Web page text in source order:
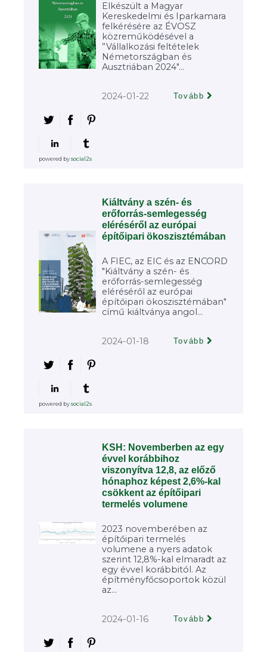
Elkészült a Magyar
Kereskedelmi és Iparkamara
felkérésére az ÉVOSZ
közreműködésével a
”Vállalkozási feltételek
Németországban és
Ausztriában 2024"...
2024-01-22 Tovább
powered bysocial2s
Kiáltvány a szén- és
erőforrás-semlegesség
eléréséről az európai
építőipari ökoszisztémában
A FIEC, az EIC és az ENCORD
"Kiáltvány a szén- és
erőforrás-semlegesség
eléréséről az európai
építőipari ökoszisztémában"
című kiáltványa angol...
2024-01-18 Tovább
powered bysocial2s
KSH: Novemberben az egy
évvel korábbihoz
viszonyítva 12,8, az előző
hónaphoz képest 2,6%-kal
csökkent az építőipari
termelés volumene
2023 novemberében az
építőipari termelés
volumene a nyers adatok
szerint 12,8%-kal elmaradt az
egy évvel korábbitól. Az
építményfőcsoportok közül
az...
2024-01-16 Tovább